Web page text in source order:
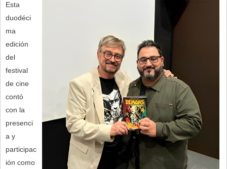
Esta
duodéci
ma
edición
del
festival
de cine
contó
con la
presenci
a y
participac
ión como